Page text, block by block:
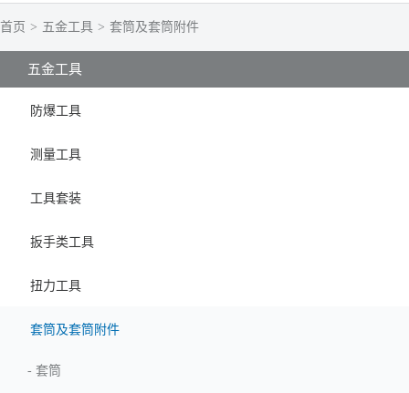
首页 > 五金工具 > 套筒及套筒附件
五金工具
防爆工具
测量工具
工具套装
扳手类工具
扭力工具
套筒及套筒附件
- 套筒